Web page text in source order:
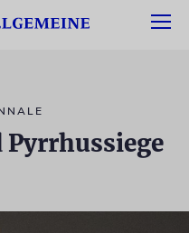
Pyrrhussiege